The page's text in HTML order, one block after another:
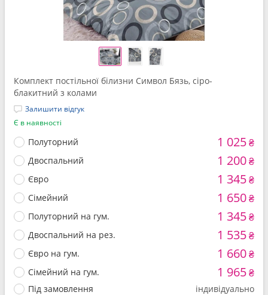
Комплект постільної білизни Символ Бязь, сіро-
блакитний з колами
Залишити відгук
Є в наявності
Полуторний 1 025₴
Двоспальний 1 200₴
Євро 1 345₴
Сімейний 1 650₴
Полуторний на гум. 1 345₴
Двоспальний на рез. 1 535₴
Євро на гум. 1 660₴
Сімейний на гум. 1 965₴
Під замовлення індивідуально